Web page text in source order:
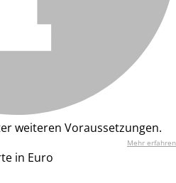
weiteren Voraussetzungen.
Mehr erfahren
in Euro